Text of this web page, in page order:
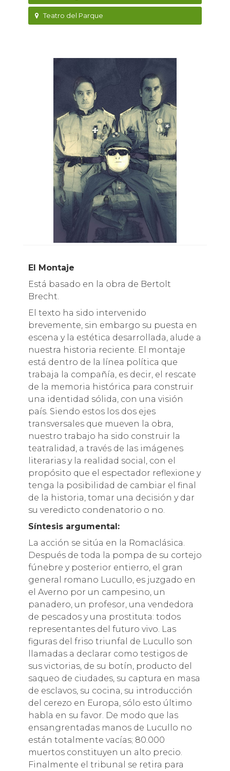
Teatro del Parque
El Montaje
Está basado en la obra de Bertolt
Brecht.
El texto ha sido intervenido
brevemente, sin embargo su puesta en
escena y la estética desarrollada, alude a
nuestra historia reciente. El montaje
está dentro de la línea política que
trabaja la compañía, es decir, el rescate
de la memoria histórica para construir
una identidad sólida, con una visión
país. Siendo estos los dos ejes
transversales que mueven la obra,
nuestro trabajo ha sido construir la
teatralidad, a través de las imágenes
literarias y la realidad social, con el
propósito que el espectador reflexione y
tenga la posibilidad de cambiar el final
de la historia, tomar una decisión y dar
su veredicto condenatorio o no.
Síntesis argumental:
La acción se sitúa en la Romaclásica.
Después de toda la pompa de su cortejo
fúnebre y posterior entierro, el gran
general romano Lucullo, es juzgado en
el Averno por un campesino, un
panadero, un profesor, una vendedora
de pescados y una prostituta: todos
representantes del futuro vivo. Las
figuras del friso triunfal de Lucullo son
llamadas a declarar como testigos de
sus victorias, de su botín, producto del
saqueo de ciudades, su captura en masa
de esclavos, su cocina, su introducción
del cerezo en Europa, sólo esto último
habla en su favor. De modo que las
ensangrentadas manos de Lucullo no
están totalmente vacías; 80.000
muertos constituyen un alto precio.
Finalmente el tribunal se retira para